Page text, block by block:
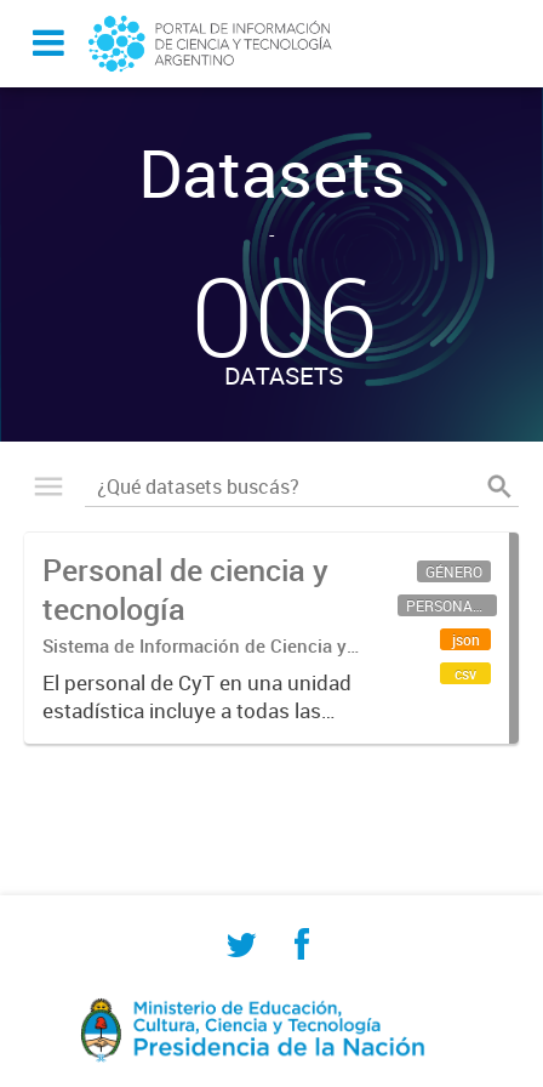
Datasets
-
006
DATASETS
Personal de ciencia y
tecnología
Sistema de Información de Ciencia y
Tecnología Argentino (SICYTAR)
El personal de CyT en una unidad
estadística incluye a todas las
personas involucradas
GÉNERO
PERSONAL CIENTÍFICO-TECNOLÓGICO
json
csv